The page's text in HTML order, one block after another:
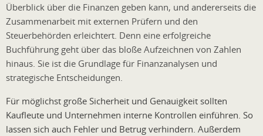
Überblick über die Finanzen geben kann, und andererseits die
Zusammenarbeit mit externen Prüfern und den
Steuerbehörden erleichtert. Denn eine erfolgreiche
Buchführung geht über das bloße Aufzeichnen von Zahlen
hinaus. Sie ist die Grundlage für Finanzanalysen und
strategische Entscheidungen.
Für möglichst große Sicherheit und Genauigkeit sollten
Kaufleute und Unternehmen interne Kontrollen einführen. So
lassen sich auch Fehler und Betrug verhindern. Außerdem